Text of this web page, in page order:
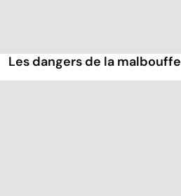
Les dangers de la malbouffe